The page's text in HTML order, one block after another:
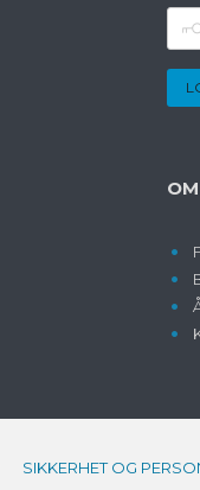
SIKKERHET OG